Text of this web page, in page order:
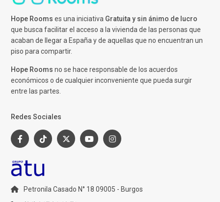
Hope Rooms es una iniciativa Gratuita y sin ánimo de lucro
que busca facilitar el acceso a la vivienda de las personas que
acaban de llegar a España y de aquellas que no encuentran un
piso para compartir.
Hope Rooms no se hace responsable de los acuerdos
económicos o de cualquier inconveniente que pueda surgir
entre las partes.
Redes Sociales
Petronila Casado N° 18 09005 - Burgos